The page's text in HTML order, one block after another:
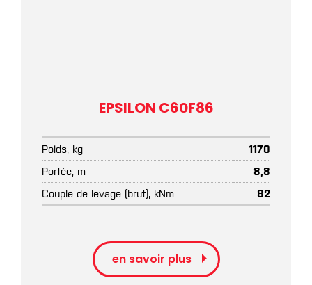
EPSILON C60F86
Poids, kg
1170
Portée, m
8,8
Couple de levage (brut), kNm
82
en savoir plus